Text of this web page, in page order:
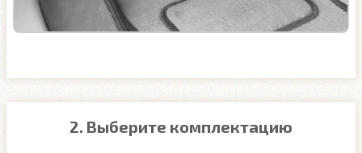
2. Выберите комплектацию